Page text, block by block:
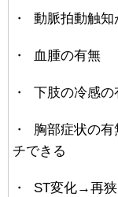
・ 動脈拍動触
・ 血腫の有無
・ 下肢の冷感の
・ 胸部症状の
チできる
・ ST変化→再